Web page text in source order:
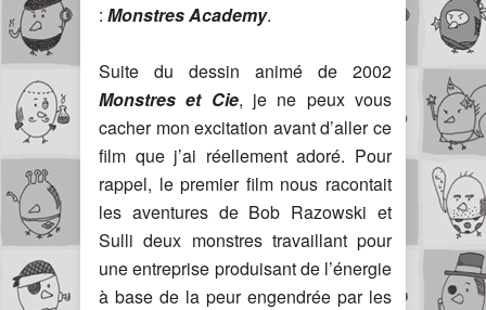
: Monstres Academy.
Suite du dessin animé de 2002
Monstres etCie, je ne peux vous
cacher mon excitation avant d’aller ce
film que j’ai réellement adoré. Pour
rappel, le premier film nous racontait
les aventures de Bob Razowski et
Sulli deux monstres travaillant pour
une entreprise produisant de l’énergie
à base de la peur engendrée par les